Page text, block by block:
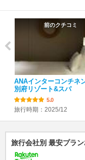
前のクチコミ
ANAインターコンチネ
別府リゾート&スパ
5.0
旅行時期：2025/12
旅行会社別 最安プラン